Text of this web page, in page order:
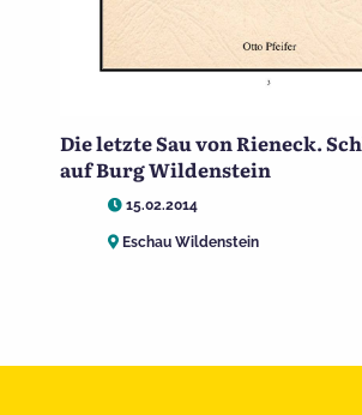
Die letzte Sau von Rieneck.
auf Burg Wildenstein
15.02.2014
Eschau Wildenstein